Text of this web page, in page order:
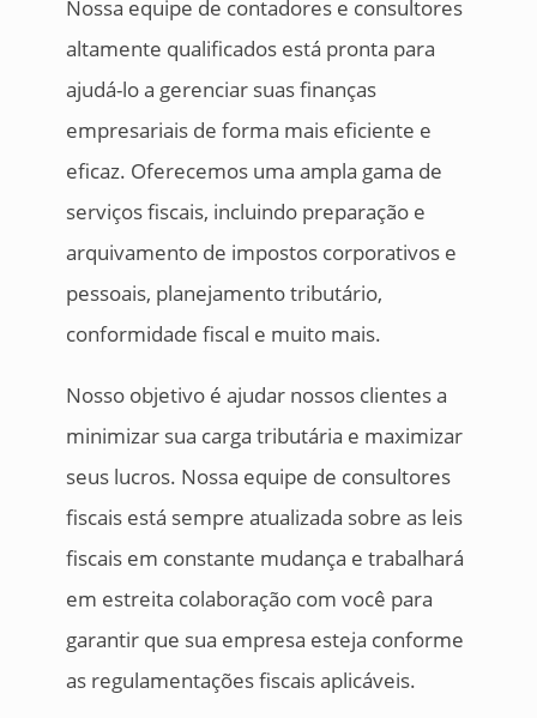
Nossa equipe de contadores e consultores
altamente qualificados está pronta para
ajudá-lo a gerenciar suas finanças
empresariais de forma mais eficiente e
eficaz. Oferecemos uma ampla gama de
serviços fiscais, incluindo preparação e
arquivamento de impostos corporativos e
pessoais, planejamento tributário,
conformidade fiscal e muito mais.
Nosso objetivo é ajudar nossos clientes a
minimizar sua carga tributária e maximizar
seus lucros. Nossa equipe de consultores
fiscais está sempre atualizada sobre as leis
fiscais em constante mudança e trabalhará
em estreita colaboração com você para
garantir que sua empresa esteja conforme
as regulamentações fiscais aplicáveis.